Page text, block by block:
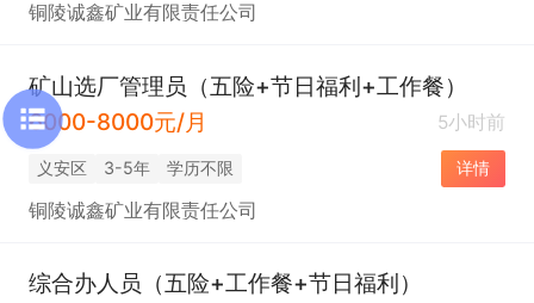
铜陵诚鑫矿业有限责任公司
矿山选厂管理员（五险+节日福利+工作餐）
6000-8000元/月
5小时前
义安区 3-5年 学历不限 详情
铜陵诚鑫矿业有限责任公司
综合办人员（五险+工作餐+节日福利）